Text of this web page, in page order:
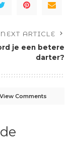
NEXT ARTICLE
je een betere
darter?
View Comments